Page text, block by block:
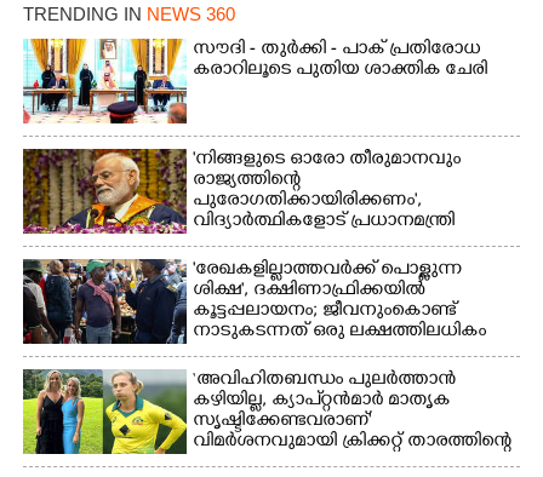
TRENDING IN NEWS 360
സൗദി - തുർക്കി - പാക് പ്രതിരോധ
കരാറിലൂടെ പുതിയ ശാക്തിക ചേരി
'നിങ്ങളുടെ ഓരോ തീരുമാനവും
രാജ്യത്തിന്റെ
പുരോഗതിക്കായിരിക്കണം',​
വിദ്യാർത്ഥികളോട് പ്രധാനമന്ത്രി
'രേഖകളില്ലാത്തവർക്ക് പൊള്ളുന്ന
ശിക്ഷ', ദക്ഷിണാഫ്രിക്കയിൽ
കൂട്ടപ്പലായനം; ജീവനുംകൊണ്ട്
നാടുകടന്നത് ഒരു ലക്ഷത്തിലധികം
പേർ
‘അവിഹിതബന്ധം പുലർത്താൻ
കഴിയില്ല,​ ക്യാപ്റ്റൻമാർ മാതൃക
സൃഷ്ടിക്കേണ്ടവരാണ്'
വിമർശനവുമായി ക്രിക്കറ്റ് താരത്തിന്റെ
ഭാര്യ
Copy Link